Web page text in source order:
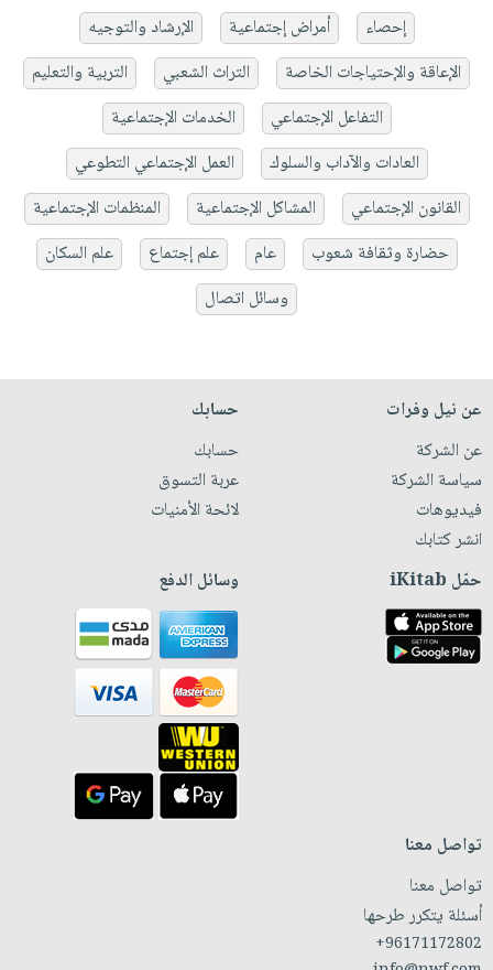
إحصاء أمراض إجتماعية
الإرشاد والتوجيه
الإعاقة والإحتياجات الخاصة
التراث الشعبي
التربية والتعليم
التفاعل الإجتماعي
الخدمات الإجتماعية
العادات والآداب والسلوك
العمل الإجتماعي التطوعي
القانون الإجتماعي
المشاكل الإجتماعية
المنظمات الإجتماعية
حضارة وثقافة شعوب
عام علم إجتماع
علم السكان
وسائل اتصال
عن نيل وفرات
عن الشركة
سياسة الشركة
فيديوهات
انشر كتابك
حسابك
حسابك
عربة التسوق
لائحة الأمنيات
حمّل iKitab وسائل الدفع
تواصل معنا
تواصل معنا
أسئلة يتكرر طرحها
+96171172802